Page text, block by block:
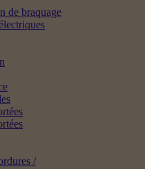
de braquage
/